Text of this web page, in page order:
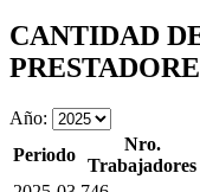
CANTIDAD
Año:
Periodo
Nro.
Trabajadores